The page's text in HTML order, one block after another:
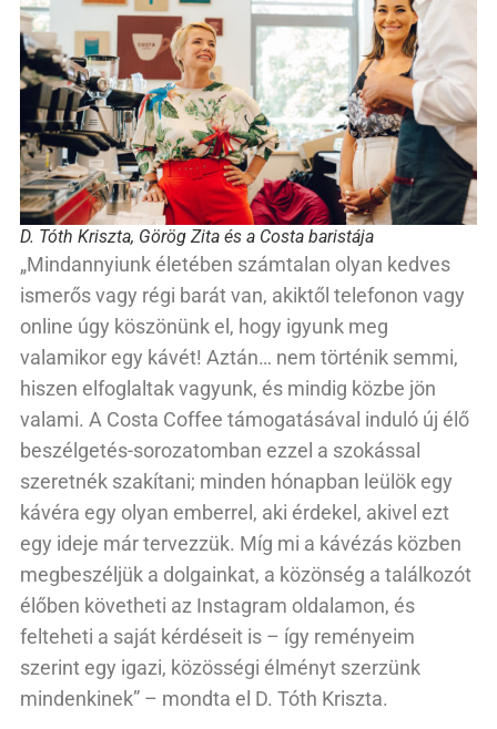
D. Tóth Kriszta, Görög Zita és a Costa baristája
„Mindannyiunk életében számtalan olyan kedves
ismerős vagy régi barát van, akiktől telefonon vagy
online úgy köszönünk el, hogy igyunk meg
valamikor egy kávét! Aztán… nem történik semmi,
hiszen elfoglaltak vagyunk, és mindig közbe jön
valami. A Costa Coffee támogatásával induló új élő
beszélgetés-sorozatomban ezzel a szokással
szeretnék szakítani; minden hónapban leülök egy
kávéra egy olyan emberrel, aki érdekel, akivel ezt
egy ideje már tervezzük. Míg mi a kávézás közben
megbeszéljük a dolgainkat, a közönség a találkozót
élőben követheti az Instagram oldalamon, és
felteheti a saját kérdéseit is – így reményeim
szerint egy igazi, közösségi élményt szerzünk
mindenkinek” – mondta el D. Tóth Kriszta.